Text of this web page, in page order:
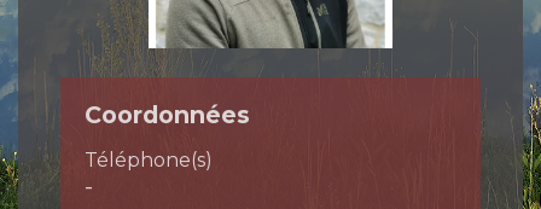
Coordonnées
Téléphone(s)
-